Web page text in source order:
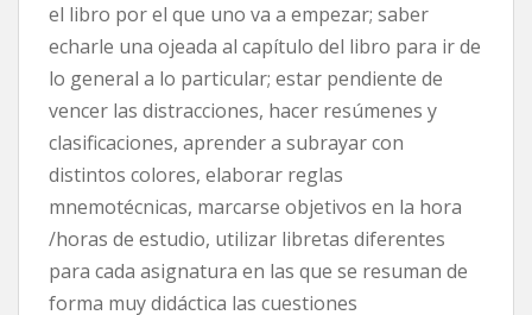
el libro por el que uno va a empezar; saber
echarle una ojeada al capítulo del libro para ir de
lo general a lo particular; estar pendiente de
vencer las distracciones, hacer resúmenes y
clasificaciones, aprender a subrayar con
distintos colores, elaborar reglas
mnemotécnicas, marcarse objetivos en la hora
/horas de estudio, utilizar libretas diferentes
para cada asignatura en las que se resuman de
forma muy didáctica las cuestiones